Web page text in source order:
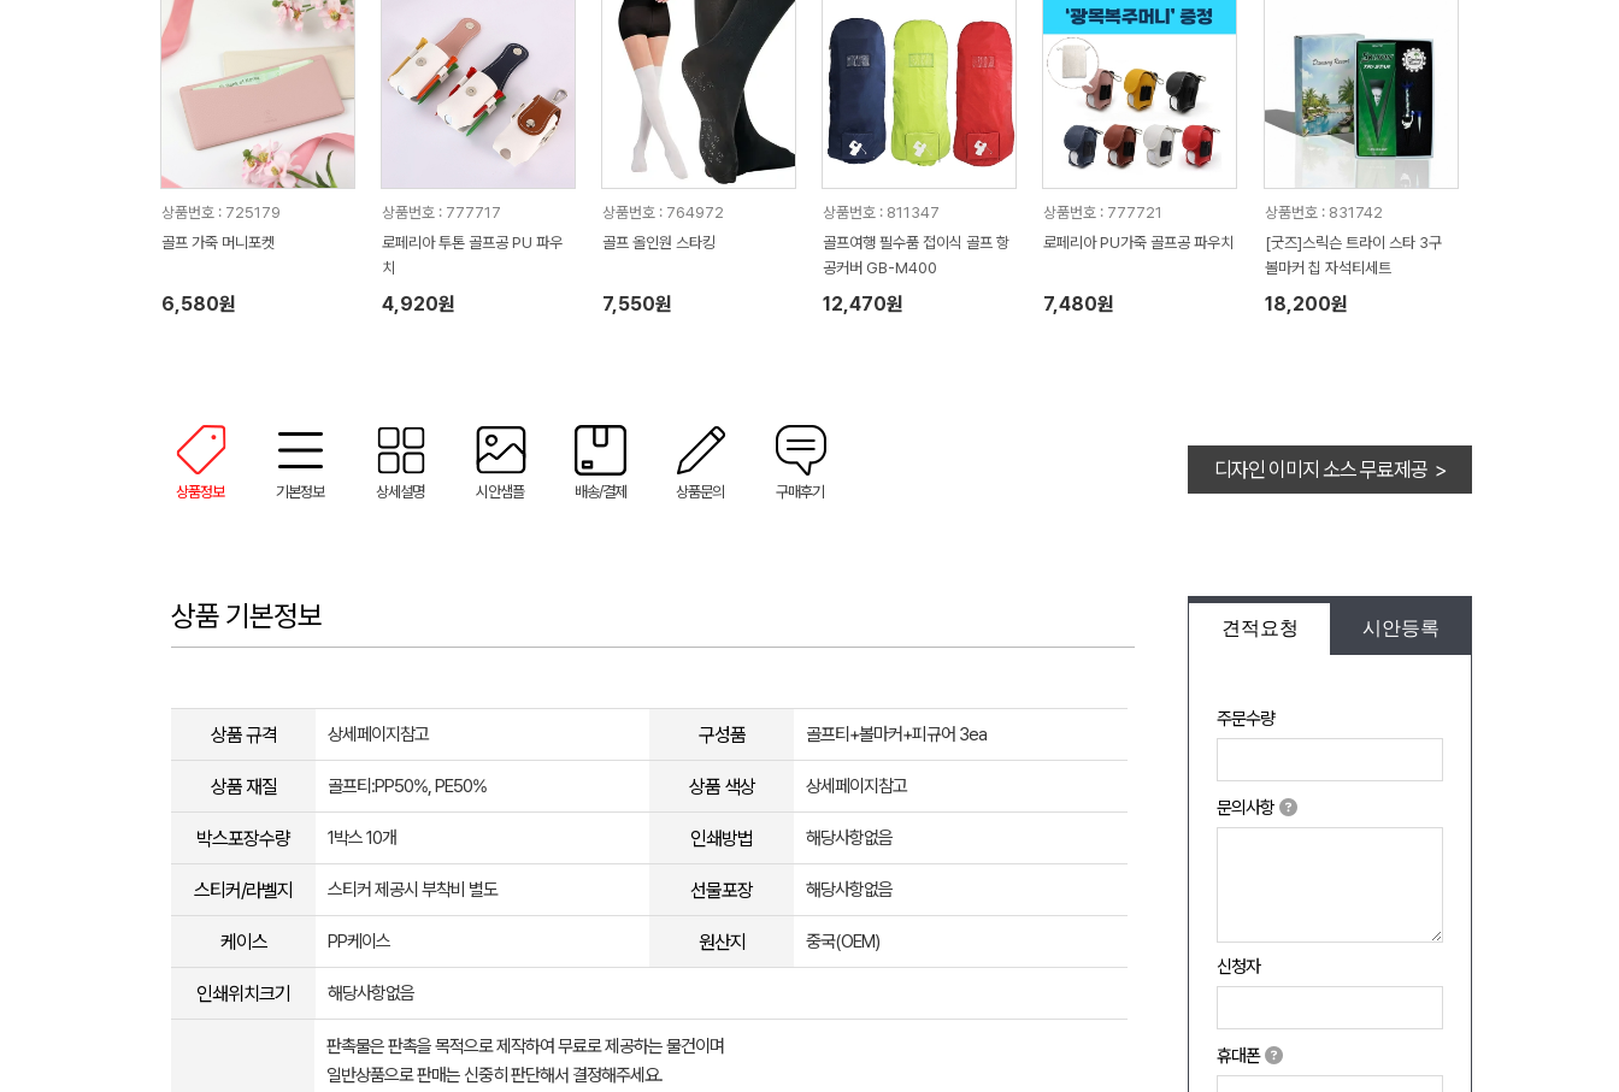
상품번호 : 725179
골프 가죽 머니포켓
6,580원
상품번호 : 777717
로페리아 투톤 골프공 PU 파우
치
4,920원
상품번호 : 764972
골프 올인원 스타킹
7,550원
상품번호 : 811347
골프여행 필수품 접이식 골프 항
공커버 GB-M400
12,470원
상품번호 : 777721
로페리아 PU가죽 골프공 파우치
7,480원
상품번호 : 831742
[굿즈]스릭슨 트라이 스타 3구
볼마커 칩 자석티세트
18,200원
상품정보 기본정보 상세설명 시안샘플 배송/결제 상품문의 구매후기
디자인 이미지 소스 무료제공 >
견적요청 시안등록
주문수량
문의사항
신청자
휴대폰
상품 기본정보
상품 규격 상세페이지참고 구성품 골프티+볼마커+피규어 3ea
상품 재질 골프티:PP50%, PE50% 상품 색상 상세페이지참고
박스포장수량 1박스 10개 인쇄방법 해당사항없음
스티커/라벨지 스티커 제공시 부착비 별도 선물포장 해당사항없음
케이스 PP케이스 원산지 중국(OEM)
인쇄위치크기 해당사항없음
판촉물은 판촉을 목적으로 제작하여 무료로 제공하는 물건이며
일반상품으로 판매는 신중히 판단해서 결정해주세요.